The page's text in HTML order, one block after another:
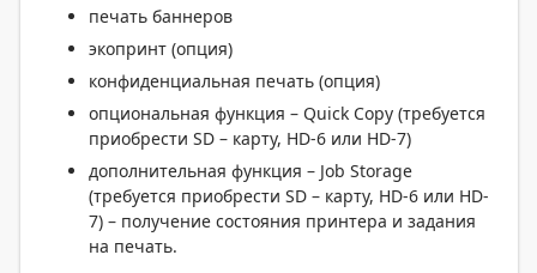
печать баннеров
экопринт (опция)
конфиденциальная печать (опция)
опциональная функция – Quick Copy (требуется
приобрести SD – карту, HD-6 или HD-7)
дополнительная функция – Job Storage
(требуется приобрести SD – карту, HD-6 или HD-
7) – получение состояния принтера и задания
на печать.